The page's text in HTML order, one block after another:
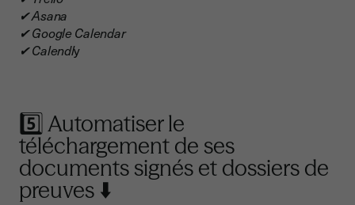
✔ Asana
✔ Google Calendar
✔ Calendly
5️⃣ Automatiser le
téléchargement de ses
documents signés et dossiers de
preuves ⬇️